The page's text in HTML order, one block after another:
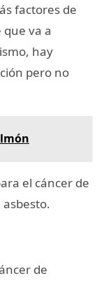
factores de
va a
hay
pero no
el cáncer de
de